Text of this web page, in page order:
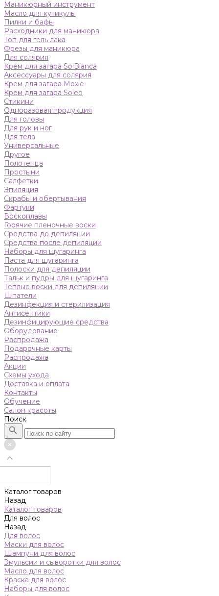
Маникюрный инструмент
Масло для кутикулы
Пилки и бафы
Расходники для маникюра
Топ для гель лака
Фрезы для маникюра
Для солярия
Крем для загара SolBianca
Аксессуары для солярия
Крем для загара Moxie
Крем для загара Soleo
Стикини
Одноразовая продукция
Для головы
Для рук и ног
Для тела
Универсальные
Другое
Полотенца
Простыни
Салфетки
Эпиляция
Скрабы и обертывания
Фартуки
Воскоплавы
Горячие пленочные воски
Средства до депиляции
Средства после депиляции
Наборы для шугаринга
Паста для шугаринга
Полоски для депиляции
Тальк и пудры для шугаринга
Теплые воски для депиляции
Шпатели
Дезинфекция и стерилизация
Антисептики
Дезинфицирующие средства
Оборудование
Распродажа
Подарочные карты
Распродажа
Акции
Схемы ухода
Доставка и оплата
Контакты
Обучение
Салон красоты
Поиск
Каталог товаров
Назад
Каталог товаров
Для волос
Назад
Для волос
Маски для волос
Шампуни для волос
Эмульсии и сыворотки для волос
Масло для волос
Краска для волос
Наборы для волос